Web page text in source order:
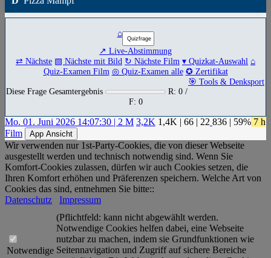
⌂
↗ Live-Abstimmung
⇄ Nächste ▧ Nächste mit Bild ↻ Nächste Film ▾ Quizkat-Auswahl ⌂
Quiz-Examen Film ◎ Quiz-Examen alle ✪ Zertifikat
🎯 Tools & Denksport
Diese Frage Gesamtergebnis
R: 0 /
F: 0
Mo. 01. Juni 2026 14:07:30 | 2 M 3,2K 1,4K | 66 | 22 836 | 59% 7 h
Film
App Ansicht
Wir verwenden nur 1st-Party-Cookies, die von dieser Webseite
ausgestellt werden und technisch notwendig sind. Wenn Sie
Komfort-Cookies zulassen, dürfen wir auch Cookies setzen, die
Ihren Komfort erhöhen und Präferenzen speichern. Welche Art von
Cookies das sind, entnehmen Sie bitte::
Datenschutz
Impressum
Notwendige
(Pflichtfeld: kann nicht abgewählt werden.
Notwendige Cookies helfen dabei, eine Webseite
nutzbar zu machen, indem sie Grundfunktionen wie
Seitennavigation und Zugriff auf sichere Bereiche